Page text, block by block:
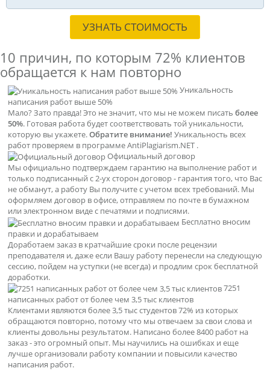
УЗНАТЬ СТОИМОСТЬ
10 причин, по которым 72% клиентов
обращается к нам повторно
Уникальность
написания работ выше 50%
Мало? Зато правда! Это не значит, что мы не можем писать более
50%. Готовая работа будет соответствовать той уникальности,
которую вы укажете.Обратите внимание! Уникальность всех
работ проверяем в программе AntiPlagiarism.NET .
Официальный договор
Мы официально подтверждаем гарантию на выполнение работ и
только подписанный с 2-ух сторон договор - гарантия того, что Вас
не обманут, а работу Вы получите с учетом всех требований. Мы
оформляем договор в офисе, отправляем по почте в бумажном
или электронном виде с печатями и подписями.
Бесплатно вносим
правки и дорабатываем
Доработаем заказ в кратчайшие сроки после рецензии
преподавателя и, даже если Вашу работу перенесли на следующую
сессию, пойдем на уступки (не всегда) и продлим срок бесплатной
доработки.
7251
написанных работ от более чем 3,5 тыс клиентов
Клиентами являются более 3,5 тыс студентов 72% из которых
обращаются повторно, потому что мы отвечаем за свои слова и
клиенты довольны результатом. Написано более 8400 работ на
заказ - это огромный опыт. Мы научились на ошибках и еще
лучше организовали работу компании и повысили качество
написания работ.